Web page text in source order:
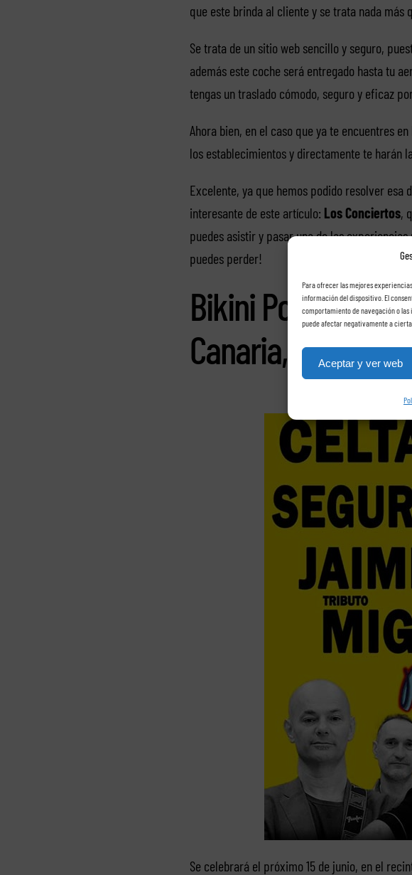
Para ofrecer las mejores
información del dispositivo. El
comportamiento de navegación o
puede afectar negativamente a
Aceptar y ver web
que este brinda al cliente y se trata nada más
Se trata de un sitio web sencillo y seguro,
además este coche será entregado hasta tu
tengas un traslado cómodo, seguro y eficaz
Ahora bien, en el caso que ya te encuentres
los establecimientos y directamente te harán
Excelente, ya que hemos podido resolver esa
interesante de este artículo: Los Conciertos,
puedes asistir y pasar una de las
puedes perder!
Bikini Pop 2019
Canaria, Gran
Se celebrará el próximo 15 de junio, en el